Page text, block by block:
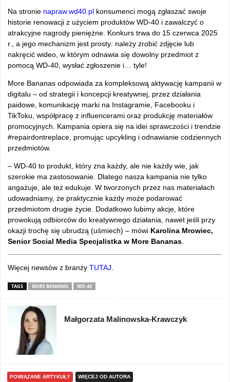
Na stronie napraw.wd40.pl konsumenci mogą zgłaszać swoje
historie renowacji z użyciem produktów WD-40 i zawalczyć o
atrakcyjne nagrody pieniężne. Konkurs trwa do 15 czerwca 2025
r., a jego mechanizm jest prosty: należy zrobić zdjęcie lub
nakręcić wideo, w którym odnawia się dowolny przedmiot z
pomocą WD-40, wysłać zgłoszenie i… tyle!
More Bananas odpowiada za kompleksową aktywację kampanii w
digitalu – od strategii i koncepcji kreatywnej, przez działania
paidowe, komunikację marki na Instagramie, Facebooku i
TikToku, współpracę z influencerami oraz produkcję materiałów
promocyjnych. Kampania opiera się na idei sprawczości i trendzie
#repairdontreplace, promując upcykling i odnawianie codziennych
przedmiotów.
– WD-40 to produkt, który zna każdy, ale nie każdy wie, jak
szerokie ma zastosowanie. Dlatego nasza kampania nie tylko
angażuje, ale też edukuje. W tworzonych przez nas materiałach
udowadniamy, że praktycznie każdy może podarować
przedmiotom drugie życie. Dodatkowo lubimy akcje, które
prowokują odbiorców do kreatywnego działania, nawet jeśli przy
okazji trochę się ubrudzą (uśmiech) – mówi Karolina Mrowiec,
Senior Social Media Specjalistka w More Bananas
Więcej newsów z branży TUTAJ
TAGS MORE BANANAS WD-40
Małgorzata Malinowska-Krawczyk
POWIĄZANE ARTYKUŁY WIĘCEJ OD AUTORA